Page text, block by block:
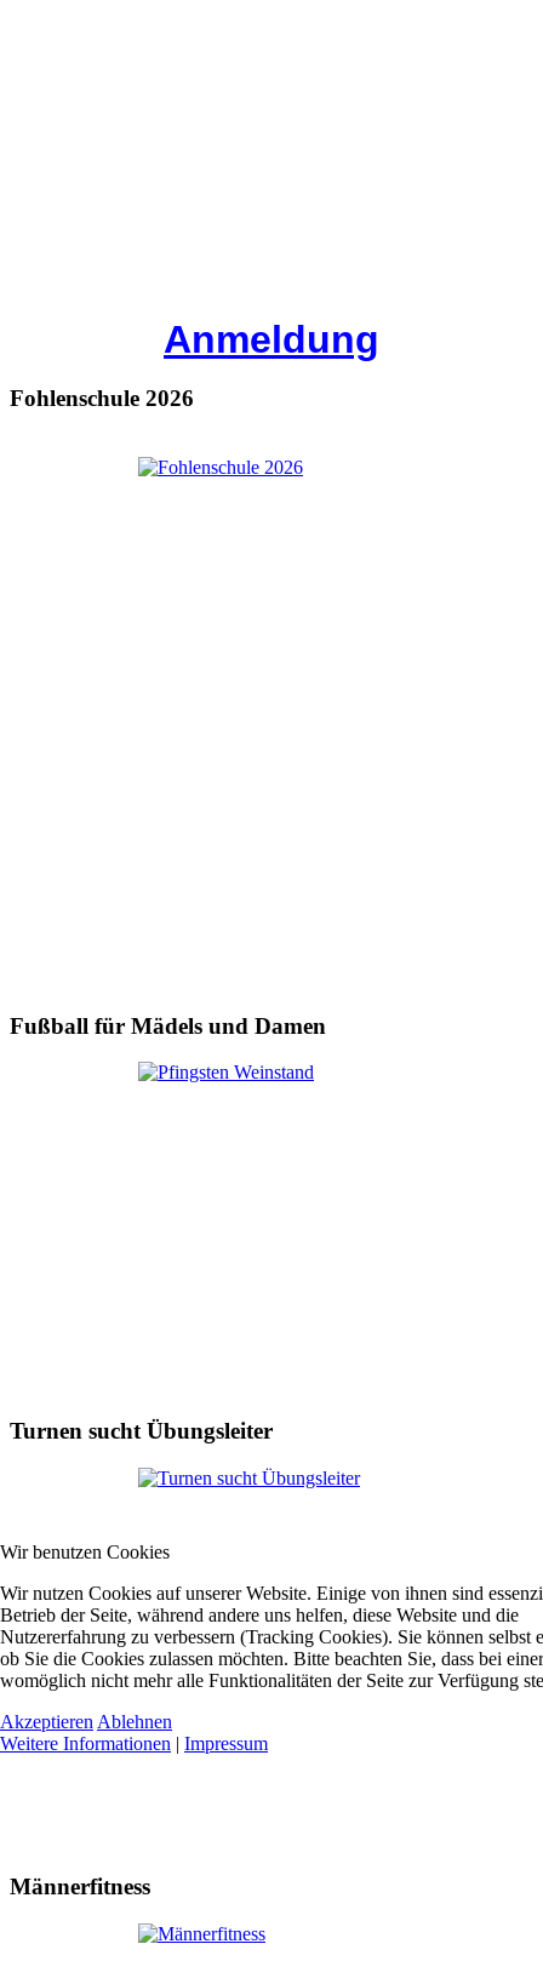
Anmeldung
Fohlenschule 2026
Fußball für Mädels und Damen
Turnen sucht Übungsleiter
Männerfitness
Wir benutzen Cookies
Wir nutzen Cookies auf unserer Website. Einige von ihnen sind
Betrieb der Seite, während andere uns helfen, diese Website und die
Nutzererfahrung zu verbessern (Tracking Cookies). Sie können selbst
ob Sie die Cookies zulassen möchten. Bitte beachten Sie, dass bei
womöglich nicht mehr alle Funktionalitäten der Seite zur Verfügung
Akzeptieren Ablehnen
Weitere Informationen | Impressum